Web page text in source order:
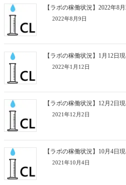
【ラボの稼働状況】2022年8
2022年8月9日
【ラボの稼働状況】1月12日
2022年1月12日
【ラボの稼働状況】12月2日
2021年12月2日
【ラボの稼働状況】10月4日
2021年10月4日